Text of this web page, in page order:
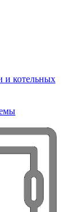
и котельных